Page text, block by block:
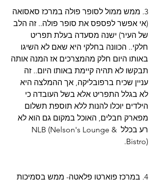
3. ממש ממול לסופר פולה במרכז סאסואה
(אי אפשר לפספס את סופר פולה.. זה הלב
של העיר) ישנה מסעדה בעלת תפריט
חלקי.. הכוונה בחלקי היא שאם לא השיגו
באותו היום חלק מהמצרכים אז המנה אותה
תבקשו לא תהיה קיימת באותו היום.. זה
עניין שכיח ברפובליקה, אך ההמלצה היא
לא בגלל התפריט אלא בשל העובדה כי
הילדים יוכלו להנות ללא תוספת תשלום
מפארק חבלים, האוכל במקום גם הוא לא
רע בכלל NLB (Nelson's Lounge &
Bistro).
4. במרכז פוארטו פלאטה- ממש בסמיכות